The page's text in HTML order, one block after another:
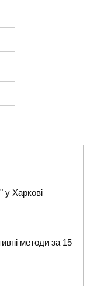
у Харкові
методи за 15